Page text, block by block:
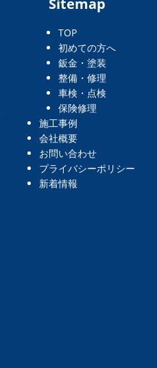
TOP
初めての方へ
鈑金・塗装
整備・修理
車検・点検
保険修理
施工事例
会社概要
お問い合わせ
プライバシーポリシー
新着情報